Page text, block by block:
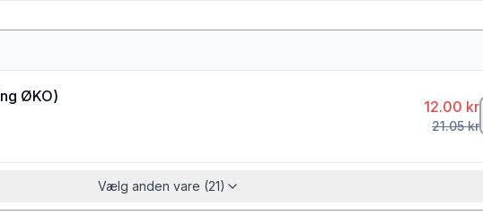
ØKO)
12.00 kr
21.05kr
Vælg anden vare (21)